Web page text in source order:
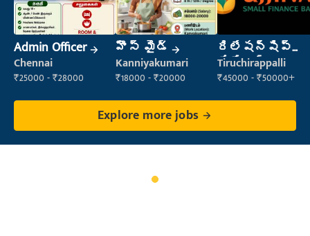
Admin Officer
Chennai
₹25000 - ₹28000
హౌస్ మైడ్
Kanniyakumari
₹18000 - ₹20000
రిలేషన్‌షిప్
మేనేజర్
Tiruchirappalli
₹45000 - ₹50000+
Explore more jobs